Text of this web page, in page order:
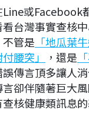
或Facebook
台灣事實查核
管是 「地瓜葉
腰突」
，還是
誤傳言頂多讓人
卻伴隨著巨大
查核健康類訊息